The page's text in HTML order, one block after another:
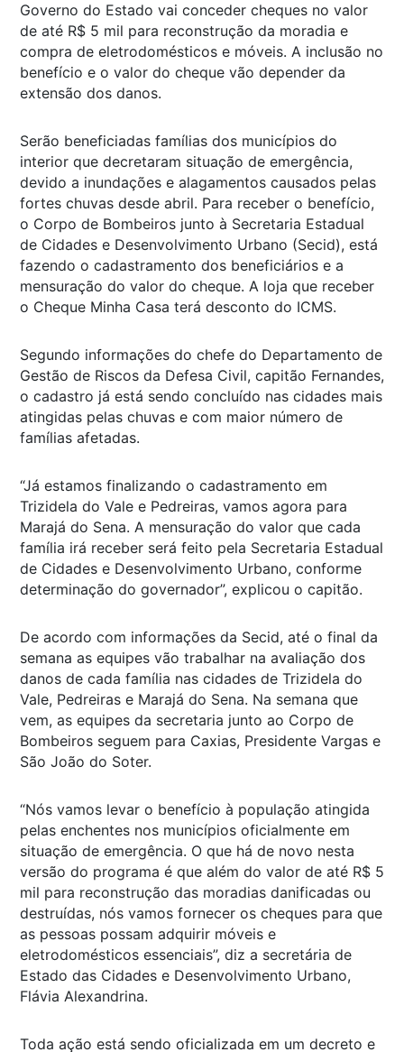
Governo do Estado vai conceder cheques no valor
de até R$ 5 mil para reconstrução da moradia e
compra de eletrodomésticos e móveis. A inclusão no
benefício e o valor do cheque vão depender da
extensão dos danos.
Serão beneficiadas famílias dos municípios do
interior que decretaram situação de emergência,
devido a inundações e alagamentos causados pelas
fortes chuvas desde abril. Para receber o benefício,
o Corpo de Bombeiros junto à Secretaria Estadual
de Cidades e Desenvolvimento Urbano (Secid), está
fazendo o cadastramento dos beneficiários e a
mensuração do valor do cheque. A loja que receber
o Cheque Minha Casa terá desconto do ICMS.
Segundo informações do chefe do Departamento de
Gestão de Riscos da Defesa Civil, capitão Fernandes,
o cadastro já está sendo concluído nas cidades mais
atingidas pelas chuvas e com maior número de
famílias afetadas.
“Já estamos finalizando o cadastramento em
Trizidela do Vale e Pedreiras, vamos agora para
Marajá do Sena. A mensuração do valor que cada
família irá receber será feito pela Secretaria Estadual
de Cidades e Desenvolvimento Urbano, conforme
determinação do governador”, explicou o capitão.
De acordo com informações da Secid, até o final da
semana as equipes vão trabalhar na avaliação dos
danos de cada família nas cidades de Trizidela do
Vale, Pedreiras e Marajá do Sena. Na semana que
vem, as equipes da secretaria junto ao Corpo de
Bombeiros seguem para Caxias, Presidente Vargas e
São João do Soter.
“Nós vamos levar o benefício à população atingida
pelas enchentes nos municípios oficialmente em
situação de emergência. O que há de novo nesta
versão do programa é que além do valor de até R$ 5
mil para reconstrução das moradias danificadas ou
destruídas, nós vamos fornecer os cheques para que
as pessoas possam adquirir móveis e
eletrodomésticos essenciais”, diz a secretária de
Estado das Cidades e Desenvolvimento Urbano,
Flávia Alexandrina.
Toda ação está sendo oficializada em um decreto e